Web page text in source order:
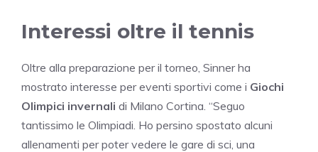
Interessi oltre il tennis
Oltre alla preparazione per il torneo, Sinner ha
mostrato interesse per eventi sportivi come i Giochi
Olimpici invernali di Milano Cortina. “Seguo
tantissimo le Olimpiadi. Ho persino spostato alcuni
allenamenti per poter vedere le gare di sci, una